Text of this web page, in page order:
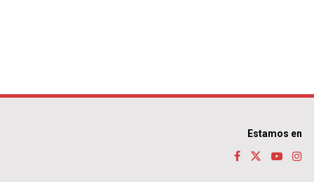
Estamos en